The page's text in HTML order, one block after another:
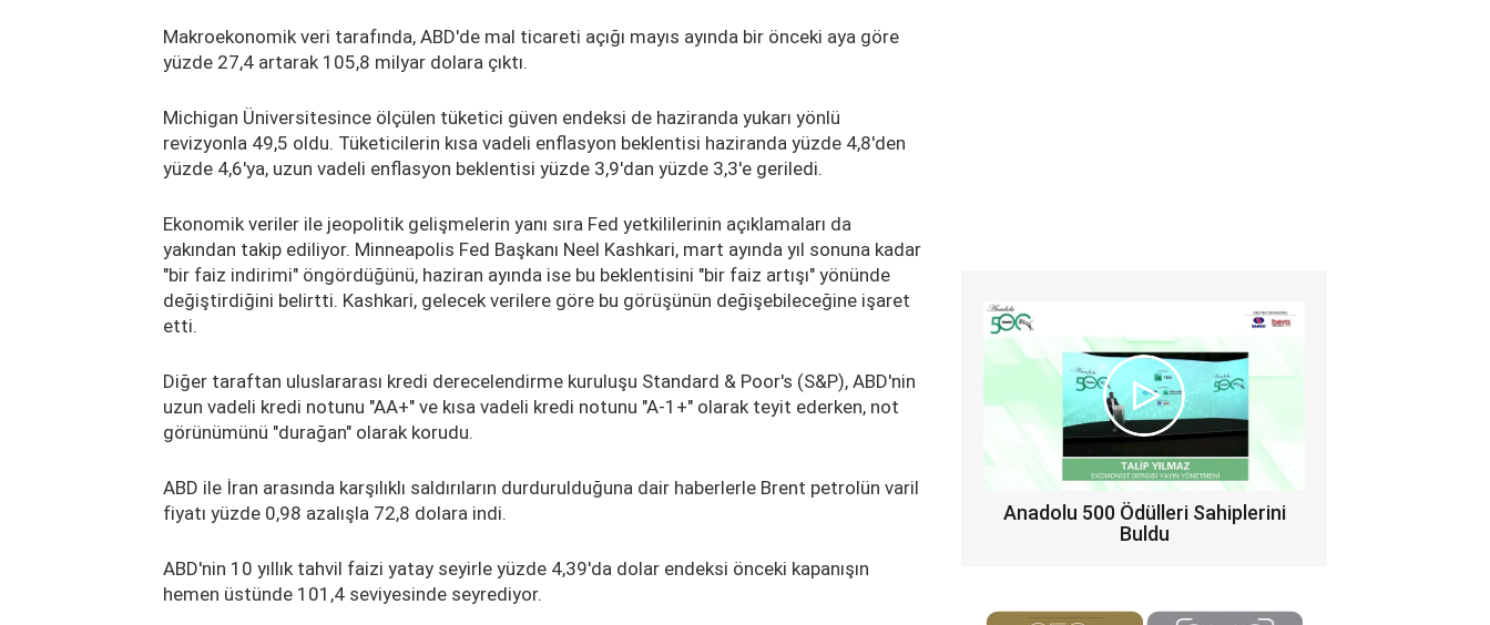
Makroekonomik veri tarafında, ABD'de mal ticareti açığı mayıs ayında bir önceki aya göre
yüzde 27,4 artarak 105,8 milyar dolara çıktı.
Michigan Üniversitesince ölçülen tüketici güven endeksi de haziranda yukarı yönlü
revizyonla 49,5 oldu. Tüketicilerin kısa vadeli enflasyon beklentisi haziranda yüzde 4,8'den
yüzde 4,6'ya, uzun vadeli enflasyon beklentisi yüzde 3,9'dan yüzde 3,3'e geriledi.
Ekonomik veriler ile jeopolitik gelişmelerin yanı sıra Fed yetkililerinin açıklamaları da
yakından takip ediliyor. Minneapolis Fed Başkanı Neel Kashkari, mart ayında yıl sonuna kadar
"bir faiz indirimi" öngördüğünü, haziran ayında ise bu beklentisini "bir faiz artışı" yönünde
değiştirdiğini belirtti. Kashkari, gelecek verilere göre bu görüşünün değişebileceğine işaret
etti.
Diğer taraftan uluslararası kredi derecelendirme kuruluşu Standard & Poor's (S&P), ABD'nin
uzun vadeli kredi notunu "AA+" ve kısa vadeli kredi notunu "A-1+" olarak teyit ederken, not
görünümünü "durağan" olarak korudu.
ABD ile İran arasında karşılıklı saldırıların durdurulduğuna dair haberlerle Brent petrolün varil
fiyatı yüzde 0,98 azalışla 72,8 dolara indi.
ABD'nin 10 yıllık tahvil faizi yatay seyirle yüzde 4,39'da dolar endeksi önceki kapanışın
hemen üstünde 101,4 seviyesinde seyrediyor.
Anadolu 500 Ödülleri Sahiplerini
Buldu